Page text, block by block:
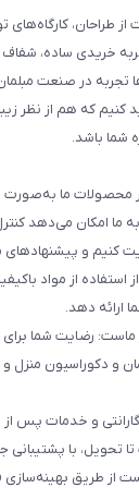
طراحان، کارگاه‌های
خریدی ساده،
تجربه در صنعت
کنیم که هم از نظر
شما باشد.
محصولات ما
ما امکان می‌دهد
کنیم و
از مواد
ارائه دهد.
رضایت شما برای
و دکوراسیون منزل و
و خدمات پس
تحویل، با پشتیبانی
طریق بهینه‌سازی